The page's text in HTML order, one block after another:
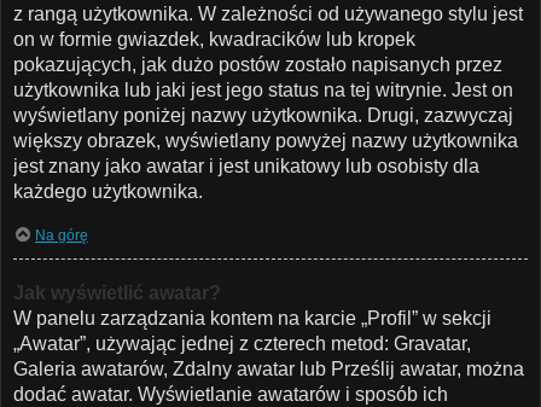
z rangą użytkownika. W zależności od używanego stylu jest
on w formie gwiazdek, kwadracików lub kropek
pokazujących, jak dużo postów zostało napisanych przez
użytkownika lub jaki jest jego status na tej witrynie. Jest on
wyświetlany poniżej nazwy użytkownika. Drugi, zazwyczaj
większy obrazek, wyświetlany powyżej nazwy użytkownika
jest znany jako awatar i jest unikatowy lub osobisty dla
każdego użytkownika.
Na górę
Jak wyświetlić awatar?
W panelu zarządzania kontem na karcie „Profil” w sekcji
„Awatar”, używając jednej z czterech metod: Gravatar,
Galeria awatarów, Zdalny awatar lub Prześlij awatar, można
dodać awatar. Wyświetlanie awatarów i sposób ich